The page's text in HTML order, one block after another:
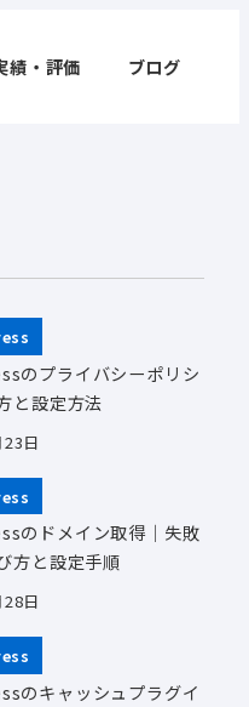
績・評価 ブログ
のプライバシーポリシ
と設定方法
日
のドメイン取得｜失敗
方と設定手順
日
のキャッシュプラグイ